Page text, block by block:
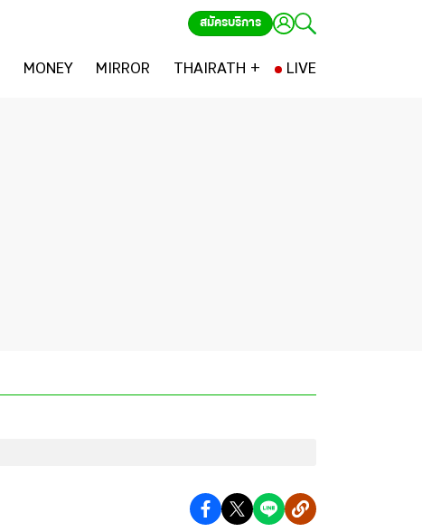
สมัครบริการ
MONEY MIRROR THAIRATH + LIVE